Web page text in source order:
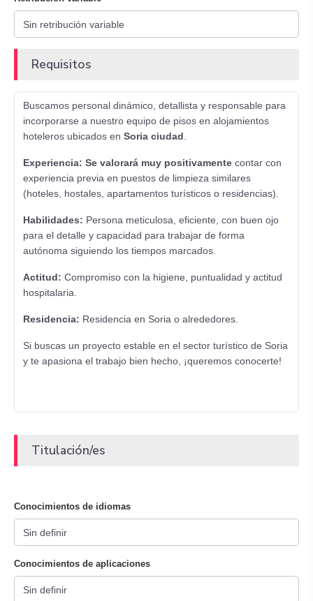
Requisitos
Buscamos personal dinámico, detallista y responsable para
incorporarse a nuestro equipo de pisos en alojamientos
hoteleros ubicados en Soria ciudad
Experiencia: Se valorará muy positivamente contar con
experiencia previa en puestos de limpieza similares
(hoteles, hostales, apartamentos turísticos o residencias).
Habilidades: Persona meticulosa, eficiente, con buen ojo
para el detalle y capacidad para trabajar de forma
autónoma siguiendo los tiempos marcados.
Actitud: Compromiso con la higiene, puntualidad y actitud
hospitalaria.
Residencia: Residencia en Soria o alrededores.
Si buscas un proyecto estable en el sector turístico de Soria
y te apasiona el trabajo bien hecho, ¡queremos conocerte!
Titulación/es
Conocimientos de idiomas
Conocimientos de aplicaciones